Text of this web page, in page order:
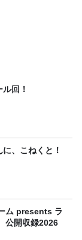
回！
、こねくと！
ム presents ラ
公開収録2026